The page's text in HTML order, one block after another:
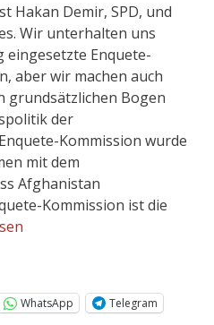
Hakan Demir, SPD, und
Wir unterhalten uns
eingesetzte Enquete-
aber wir machen auch
grundsätzlichen Bogen
der
Kommission wurde
mit dem
Afghanistan
Kommission ist die
WhatsApp
Telegram